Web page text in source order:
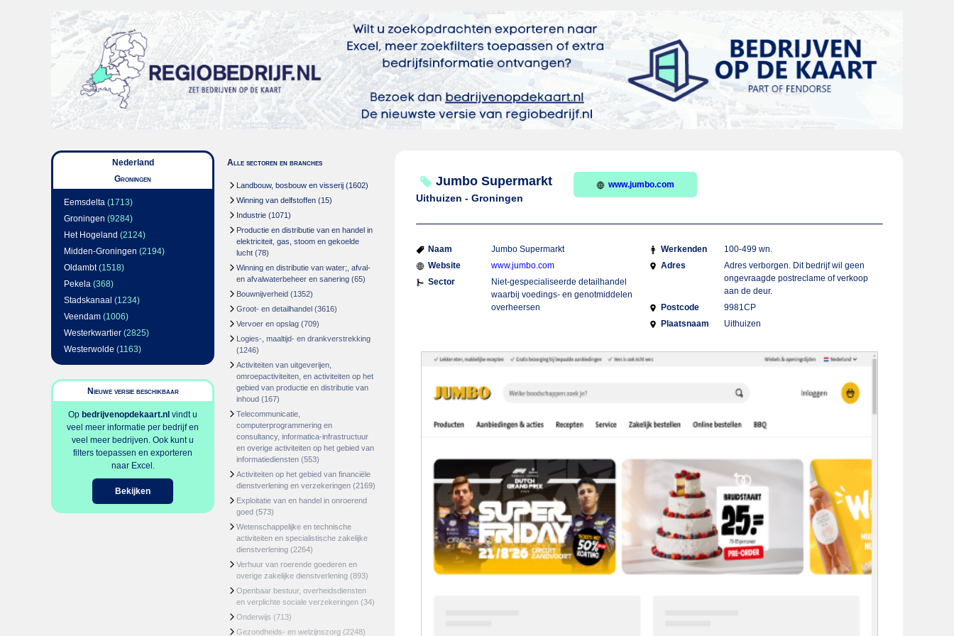
Nederland
Groningen
Eemsdelta (1713)
Groningen (9284)
Het Hogeland (2124)
Midden-Groningen (2194)
Oldambt(1518)
Pekela (368)
Stadskanaal (1234)
Veendam (1006)
Westerkwartier (2825)
Westerwolde (1163)
Nieuwe versie beschikbaar
Op bedrijvenopdekaart.nl vindt u
veel meer informatie per bedrijf en
veel meer bedrijven. Ook kunt u
filters toepassen en exporteren
naar Excel.
Bekijken
Alle sectoren en branches
Landbouw, bosbouw en visserij (1602)
Winning van delfstoffen (15)
Industrie (1071)
Productie en distributie van en handel in
elektriciteit, gas, stoom en gekoelde
lucht (78)
Winning en distributie van water;, afval-
en afvalwaterbeheer en sanering (65)
Bouwnijverheid (1352)
Groot- en detailhandel (3616)
Vervoer en opslag (709)
Logies-, maaltijd- en drankverstrekking
(1246)
Activiteiten van uitgeverijen,
omroepactiviteiten, en activiteiten op het
gebied van productie en distributie van
inhoud (167)
Telecommunicatie,
computerprogrammering en
consultancy, informatica-infrastructuur
en overige activiteiten op het gebied van
informatiediensten (553)
Activiteiten op het gebied van financiële
dienstverlening en verzekeringen (2169)
Exploitatie van en handel in onroerend
goed (573)
Wetenschappelijke en technische
activiteiten en specialistische zakelijke
dienstverlening (2264)
Verhuur van roerende goederen en
overige zakelijke dienstverlening (893)
Openbaar bestuur, overheidsdiensten
en verplichte sociale verzekeringen (34)
Onderwijs (713)
Gezondheids- en welzijnszorg (2248)
Jumbo Supermarkt
Uithuizen - Groningen
www.jumbo.com
Naam
Jumbo Supermarkt
Website
www.jumbo.com
Sector
Niet-gespecialiseerde detailhandel
waarbij voedings- en genotmiddelen
overheersen
Werkenden
100-499 wn.
Adres
Adres verborgen. Dit bedrijf wil geen
ongevraagde postreclame of verkoop
aan de deur.
Postcode
9981CP
Plaatsnaam
Uithuizen